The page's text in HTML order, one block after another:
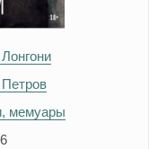
мемуары